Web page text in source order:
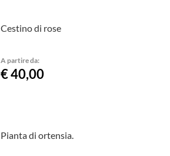
Cestino di rose
A partire da:
€ 40,00
Pianta di ortensia.